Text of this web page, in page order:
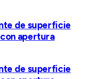
de superficie
apertura
de superficie